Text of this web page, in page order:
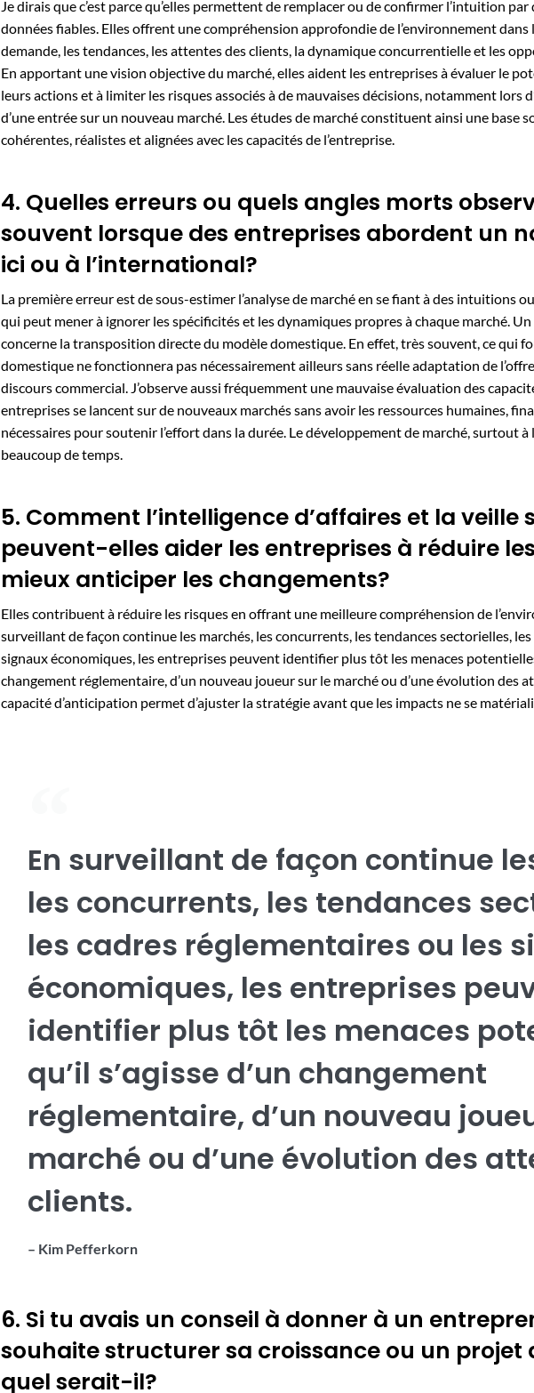
Je dirais que c’est parce qu’elles permettent de remplacer ou de confirmer l’intuition
données fiables. Elles offrent une compréhension approfondie de l’environnement dans
demande, les tendances, les attentes des clients, la dynamique concurrentielle et les
En apportant une vision objective du marché, elles aident les entreprises à évaluer le
leurs actions et à limiter les risques associés à de mauvaises décisions, notamment lors
d’une entrée sur un nouveau marché. Les études de marché constituent ainsi une base
cohérentes, réalistes et alignées avec les capacités de l’entreprise.
4. Quelles erreurs ou quels angles morts
souvent lorsque des entreprises abordent un
ici ou à l’international?
La première erreur est de sous-estimer l’analyse de marché en se fiant à des intuitions
qui peut mener à ignorer les spécificités et les dynamiques propres à chaque marché.
concerne la transposition directe du modèle domestique. En effet, très souvent, ce qui
domestique ne fonctionnera pas nécessairement ailleurs sans réelle adaptation de
discours commercial. J’observe aussi fréquemment une mauvaise évaluation des
entreprises se lancent sur de nouveaux marchés sans avoir les ressources humaines,
nécessaires pour soutenir l’effort dans la durée. Le développement de marché, surtout
beaucoup de temps.
5. Comment l’intelligence d’affaires et la veille
peuvent-elles aider les entreprises à réduire
mieux anticiper les changements?
Elles contribuent à réduire les risques en offrant une meilleure compréhension de
surveillant de façon continue les marchés, les concurrents, les tendances sectorielles,
signaux économiques, les entreprises peuvent identifier plus tôt les menaces potentielles,
changement réglementaire, d’un nouveau joueur sur le marché ou d’une évolution des
capacité d’anticipation permet d’ajuster la stratégie avant que les impacts ne se
En surveillant de façon continue
les concurrents, les tendances
les cadres réglementaires ou les
économiques, les entreprises
identifier plus tôt les menaces
qu’il s’agisse d’un changement
réglementaire, d’un nouveau
marché ou d’une évolution des
clients.
– Kim Pefferkorn
6. Si tu avais un conseil à donner à un
souhaite structurer sa croissance ou un projet
quel serait-il?